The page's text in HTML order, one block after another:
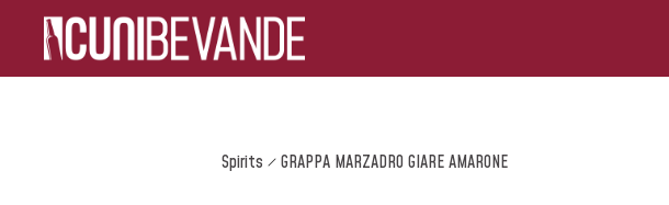
Spirits GRAPPA MARZADRO GIARE AMARONE